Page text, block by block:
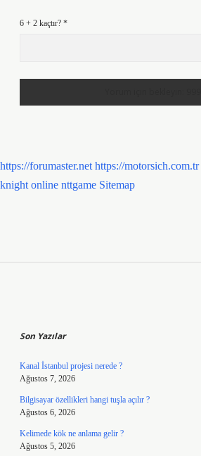
6 + 2 kaçtır? *
https://forumaster.net https://motorsich.com.tr
knight online nttgame Sitemap
Son Yazılar
Kanal İstanbul projesi nerede ?
Ağustos 7, 2026
Bilgisayar özellikleri hangi tuşla açılır ?
Ağustos 6, 2026
Kelimede kök ne anlama gelir ?
Ağustos 5, 2026